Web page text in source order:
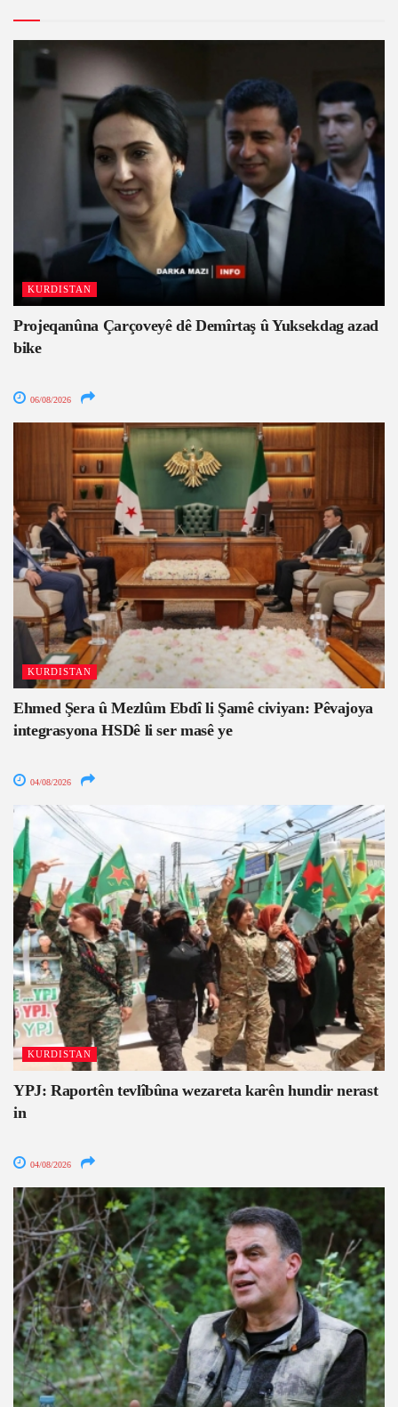
KURDISTAN
Projeqanûna Çarçoveyê dê Demîrtaş û Yuksekdag azad
bike
06/08/2026
KURDISTAN
Ehmed Şera û Mezlûm Ebdî li Şamê civiyan: Pêvajoya
integrasyona HSDê li ser masê ye
04/08/2026
KURDISTAN
YPJ: Raportên tevlîbûna wezareta karên hundir nerast
in
04/08/2026